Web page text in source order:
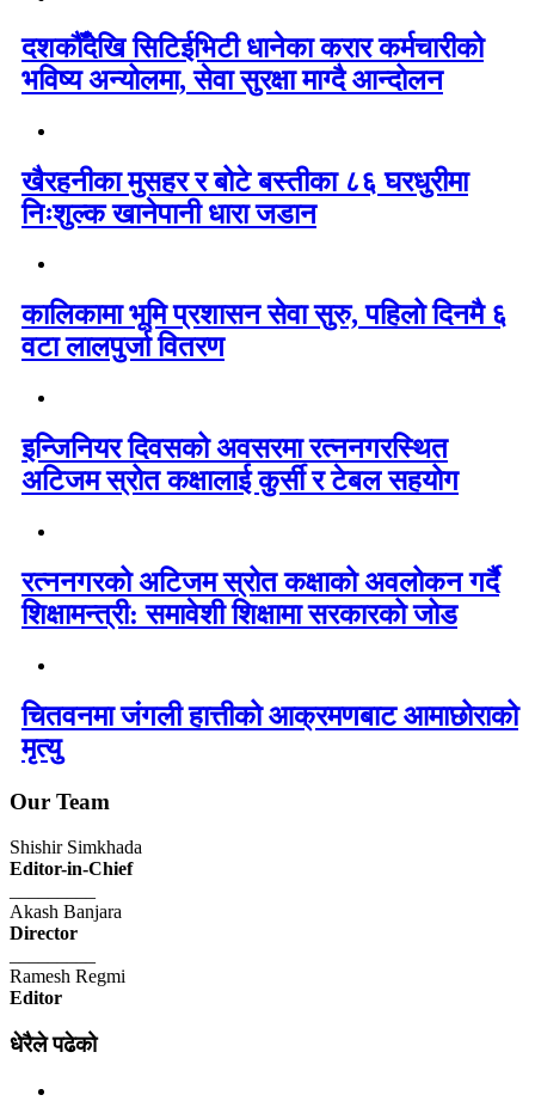
दशकौँदेखि सिटिईभिटी धानेका करार कर्मचारीको
भविष्य अन्योलमा, सेवा सुरक्षा माग्दै आन्दोलन
खैरहनीका मुसहर र बोटे बस्तीका ८६ घरधुरीमा
निःशुल्क खानेपानी धारा जडान
कालिकामा भूमि प्रशासन सेवा सुरु, पहिलो दिनमै ६
वटा लालपुर्जा वितरण
इन्जिनियर दिवसको अवसरमा रत्ननगरस्थित
अटिजम स्रोत कक्षालाई कुर्सी र टेबल सहयोग
रत्ननगरको अटिजम स्रोत कक्षाको अवलोकन गर्दै
शिक्षामन्त्री: समावेशी शिक्षामा सरकारको जोड
चितवनमा जंगली हात्तीको आक्रमणबाट आमाछोराको
मृत्यु
Our Team
Shishir Simkhada
Editor-in-Chief
Akash Banjara
Director
Ramesh Regmi
Editor
धेरैले पढेको